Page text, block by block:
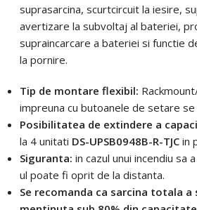
suprasarcina, scurtcircuit la iesire,
avertizare la subvoltaj al bateriei,
supraincarcare a bateriei si functie
la pornire.
Tip de montare flexibil:
impreuna cu butoanele de setare
Posibilitatea de extindere a
la 4 unitati DS-UPSB0948B-R-TJC in
Siguranta: in cazul unui incendiu sa
ul poate fi oprit de la distanta.
Se recomanda ca sarcina totala